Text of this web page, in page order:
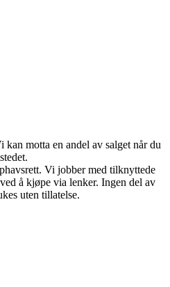
motta en andel av salget når du
Vi jobber med tilknyttede
å kjøpe via lenker. Ingen del av
uten tillatelse.